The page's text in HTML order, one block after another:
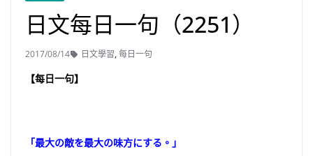
日文每日一句（2251）
2017/08/14 日文學習,每日一句
【每日一句】
「最大の敵を最大の味方にする。」